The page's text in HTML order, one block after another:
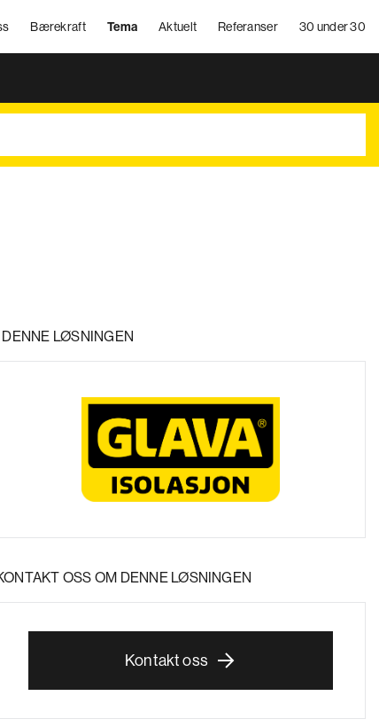
Bærekraft Tema Aktuelt Referanser 30 under 30
DENNE LØSNINGEN
OSS OM DENNE LØSNINGEN
Kontakt oss